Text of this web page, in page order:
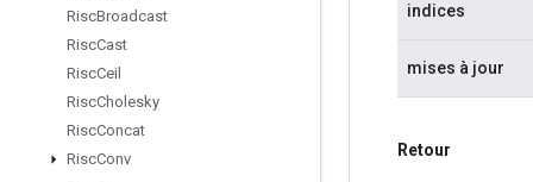
RiscBroadcast
RiscCast
RiscCeil
RiscCholesky
RiscConcat
RiscConv
indices
mises à jour
Retour